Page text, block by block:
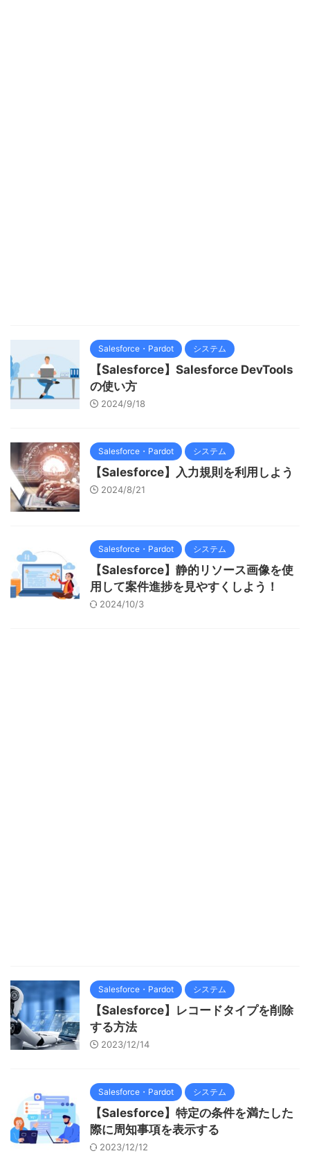
Salesforce・Pardot システム
【Salesforce】Salesforce DevTools
の使い方
2024/9/18
Salesforce・Pardot システム
【Salesforce】入力規則を利用しよう
2024/8/21
Salesforce・Pardot システム
【Salesforce】静的リソース画像を使
用して案件進捗を見やすくしよう！
2024/10/3
Salesforce・Pardot システム
【Salesforce】レコードタイプを削除
する方法
2023/12/14
Salesforce・Pardot システム
【Salesforce】特定の条件を満たした
際に周知事項を表示する
2023/12/12